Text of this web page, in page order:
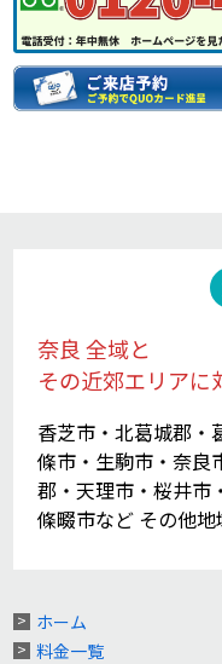
奈良 全域と
その近郊エリアに
香芝市・北葛城郡・
條市・生駒市・奈良
郡・天理市・桜井市
條畷市など その他地
ホーム
料金一覧